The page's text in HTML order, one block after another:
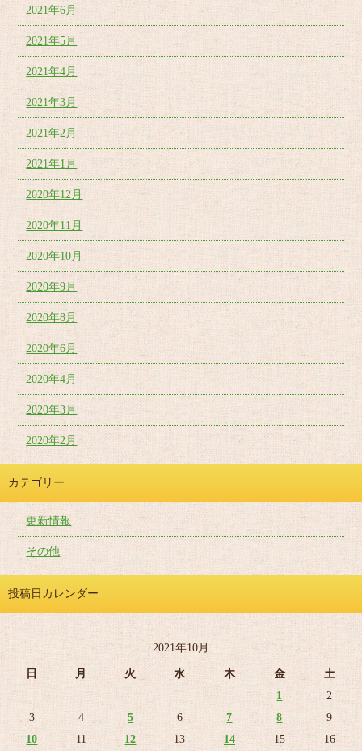
2021年6月
2021年5月
2021年4月
2021年3月
2021年2月
2021年1月
2020年12月
2020年11月
2020年10月
2020年9月
2020年8月
2020年6月
2020年4月
2020年3月
2020年2月
カテゴリー
更新情報
その他
投稿日カレンダー
2021年10月
日 月 火 水 木 金
土
1
2
3
4 5 6 7 8
9
10
11 12 13 14 15 16